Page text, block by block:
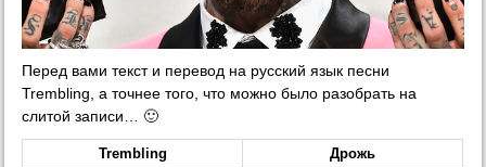
Перед вами текст и перевод на русский язык песни
Trembling, а точнее того, что можно было разобрать на
слитой записи… 🙂
Trembling
Дрожь